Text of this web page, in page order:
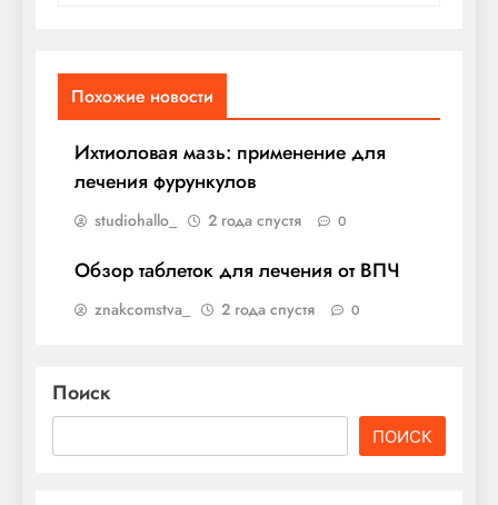
Похожие новости
Ихтиоловая мазь: применение для
лечения фурункулов
studiohallo_ 2 года спустя 0
Обзор таблеток для лечения от ВПЧ
znakcomstva_ 2 года спустя 0
Поиск
ПОИСК